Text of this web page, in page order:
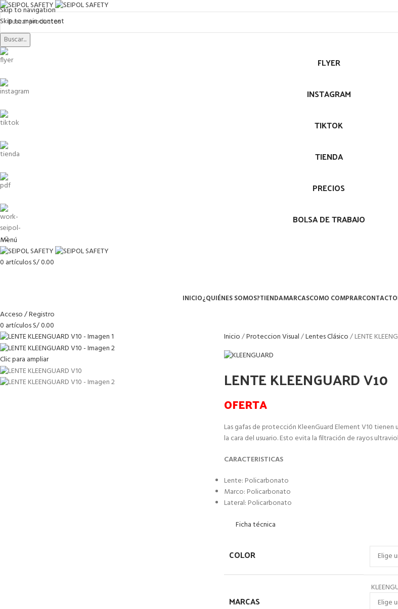
Skip to navigation
Skip to main content
Buscar...
FLYER
INSTAGRAM
TIKTOK
TIENDA
PRECIOS
BOLSA DE TRABAJO
Menú
0 artículosS/0.00
INICIO¿QUIÉNES SOMOS?TIENDAMARCASCOMO COMPRARCONTACTO
Acceso / Registro
0 artículosS/0.00
Clic para ampliar
Inicio Proteccion Visual Lentes Clásico LENTE
LENTE KLEENGUARD V10
OFERTA
Las gafas de protección KleenGuard Element V10
la cara del usuario. Esto evita la filtración de rayos
CARACTERISTICAS
Lente: Policarbonato
Marco: Policarbonato
Lateral: Policarbonato
Ficha técnica
COLOR
MARCAS